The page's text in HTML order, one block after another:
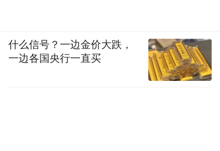
什么信号？一边金价大跌，
一边各国央行一直买